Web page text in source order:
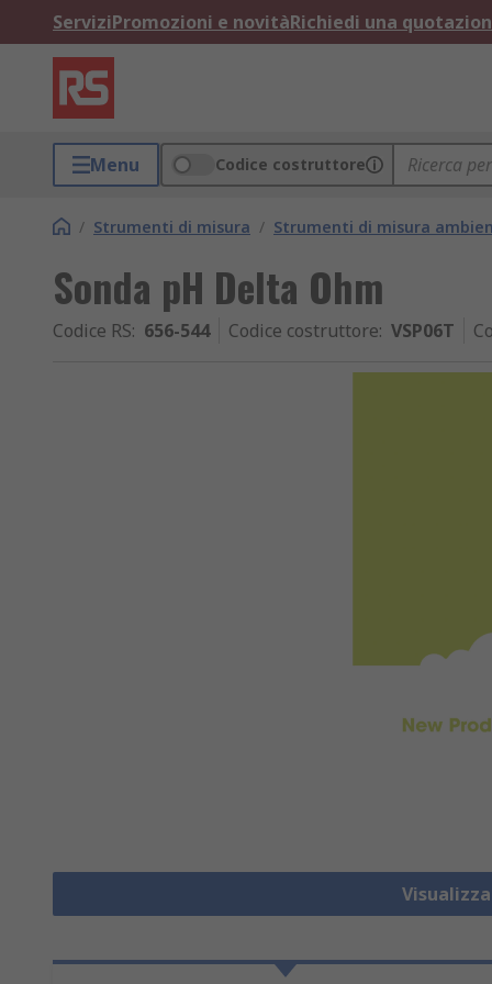
ServiziPromozioni e novitàRichiedi una
Menu Codice costruttore
/ Strumenti di misura / Strumenti di misura
Sonda pH Delta Ohm
Codice RS: 656-544 Codice costruttore: VSP06T